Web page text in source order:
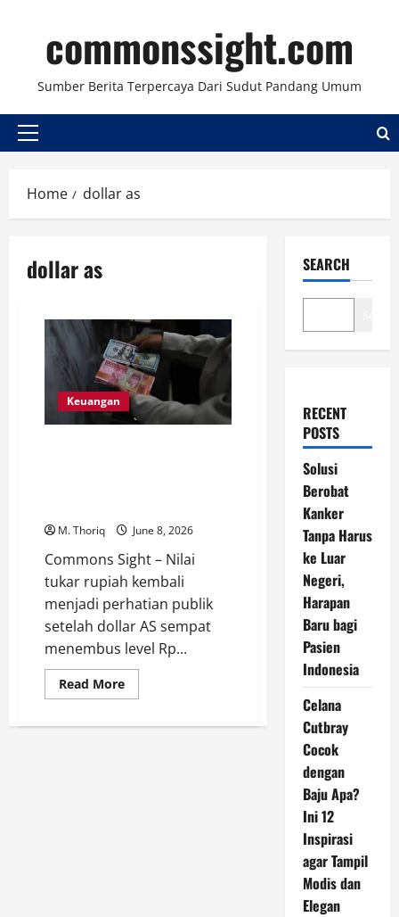
contentcommonssight.com
Sumber Berita Terpercaya Dari Sudut Pandang Umum
Primary
Home dollar as
dollar as
Keuangan
M. Thoriq June 8, 2026
Commons Sight – Nilai
tukar rupiah kembali
menjadi perhatian publik
setelah dollar AS sempat
menembus level Rp...
Read MoreRead
more
AS
SEARCH
RECENT
POSTS
Solusi
Berobat
Kanker
Tanpa Harus
ke Luar
Negeri,
Harapan
Baru bagi
Pasien
Indonesia
Celana
Cutbray
Cocok
dengan
Baju Apa?
Ini 12
Inspirasi
agar Tampil
Modis dan
Elegan